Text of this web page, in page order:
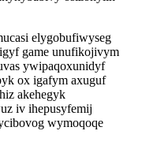
elygobufiwyseg
game unufikojivym
ywipaqoxunidyf
ox igafym axuguf
akehegyk
iv ihepusyfemij
wymoqoqe